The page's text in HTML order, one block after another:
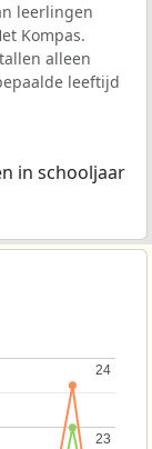
leerlingen
Kompas.
alleen
leeftijd
in schooljaar
23
23
24
24